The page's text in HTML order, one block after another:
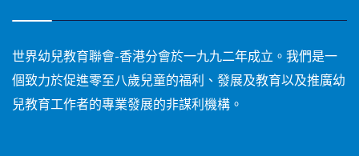
世界幼兒教育聯會-香港分會於一九九二年成立。我們是一
個致力於促進零至八歲兒童的福利、發展及教育以及推廣幼
兒教育工作者的專業發展的非謀利機構。